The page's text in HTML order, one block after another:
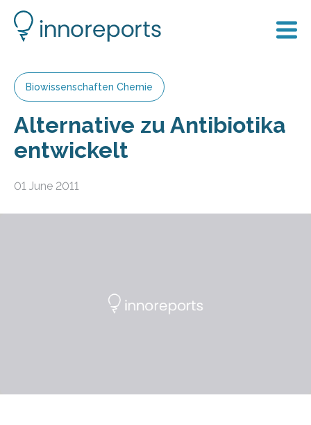
Biowissenschaften Chemie
Alternative zu Antibiotika
entwickelt
01 June 2011